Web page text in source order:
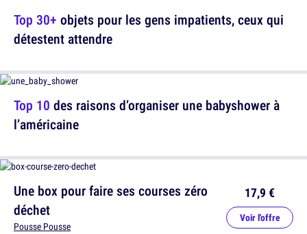
Top 10 des raisons d’organiser une babyshower à
l’américaine
Top 30+ objets pour les gens impatients, ceux qui
détestent attendre
Une box pour faire ses courses zéro
déchet
Pousse Pousse
17,9 €
Voir l'offre